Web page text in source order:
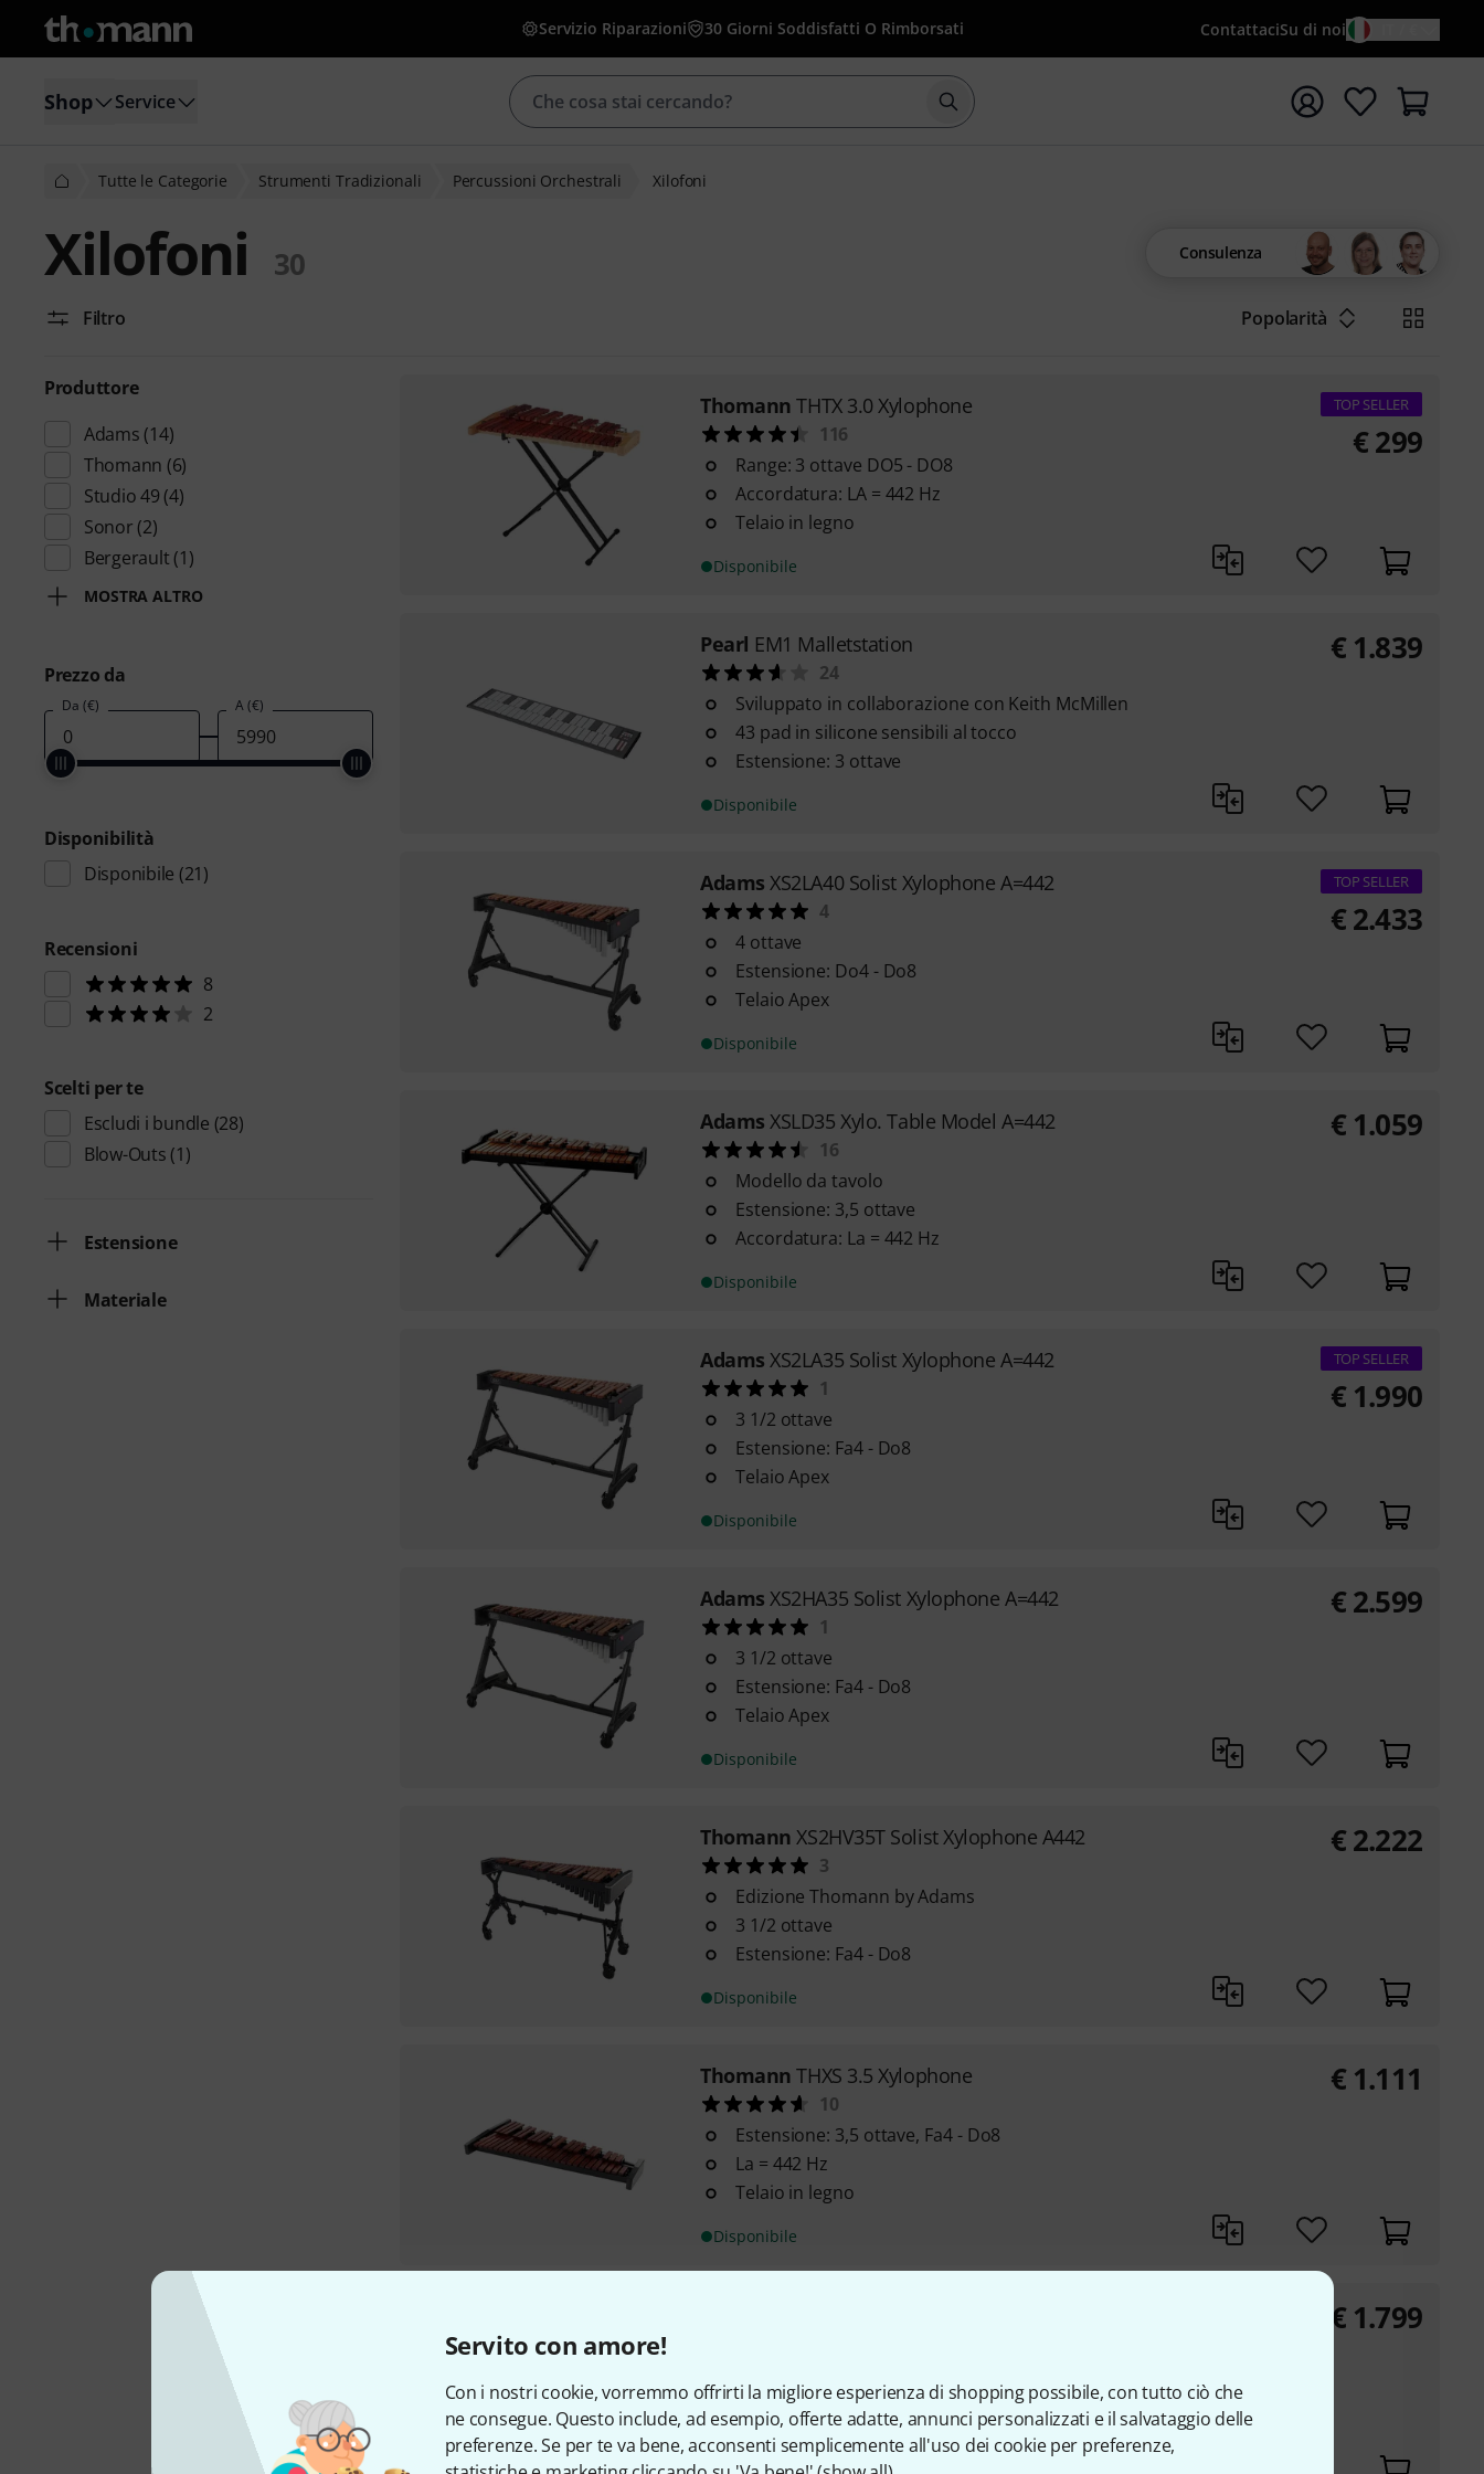
Servito con amore!
Con i nostri cookie, vorremmo offrirti la migliore esperienza di shopping possibile, con tutto ciò che
ne consegue. Questo include, ad esempio, offerte adatte, annunci personalizzati e il salvataggio delle
preferenze. Se per te va bene, acconsenti semplicemente all'uso dei cookie per preferenze,
Servizio Riparazioni 30 Giorni Soddisfatti O Rimborsati ContattaciSu di noi
Shop Service Avviare la ricerca con il termine di ricerca {searchTerm}
Tutte le Categorie Strumenti Tradizionali Percussioni Orchestrali Xilofoni
Xilofoni 30 Consulenza
Filtro Popolarità
Produttore
Adams (14)
Thomann (6)
Studio 49 (4)
Sonor (2)
Bergerault (1)
MOSTRA ALTRO
Prezzo da
Da (€) A (€)
Disponibilità
Disponibile (21)
Recensioni
8
2
Scelti per te
Escludi i bundle (28)
Blow-Outs (1)
Estensione
Materiale
Thomann THTX 3.0 Xylophone
116
Range: 3 ottave DO5 - DO8
Accordatura: LA = 442 Hz
Telaio in legno
Disponibile
TOP SELLER
€299
Pearl EM1 Malletstation
24
Sviluppato in collaborazione con Keith McMillen
43 pad in silicone sensibili al tocco
Estensione: 3 ottave
Disponibile
€ 1.839
Adams XS2LA40 Solist Xylophone A=442
4
4 ottave
Estensione: Do4 - Do8
Telaio Apex
Disponibile
TOP SELLER
€ 2.433
Adams XSLD35 Xylo. Table Model A=442
16
Modello da tavolo
Estensione: 3,5 ottave
Accordatura: La = 442 Hz
Disponibile
€ 1.059
Adams XS2LA35 Solist Xylophone A=442
1
3 1/2 ottave
Estensione: Fa4 - Do8
Telaio Apex
Disponibile
TOP SELLER
€ 1.990
Adams XS2HA35 Solist Xylophone A=442
1
3 1/2 ottave
Estensione: Fa4 - Do8
Telaio Apex
Disponibile
€ 2.599
Thomann XS2HV35T Solist Xylophone A442
3
Edizione Thomann by Adams
3 1/2 ottave
Estensione: Fa4 - Do8
Disponibile
€ 2.222
Thomann THXS 3.5 Xylophone
10
Estensione: 3,5 ottave, Fa4 - Do8
La = 442 Hz
Telaio in legno
Disponibile
€ 1.111
Estensione: 3,5 ottave, Fa4 - Do8
La = 442 Hz
€ 1.799